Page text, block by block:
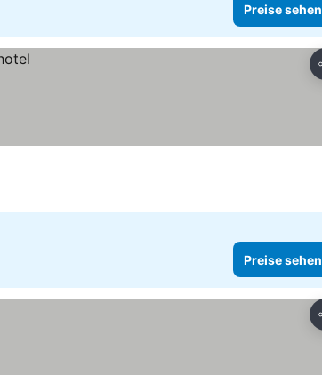
Preise sehen
Preise sehen